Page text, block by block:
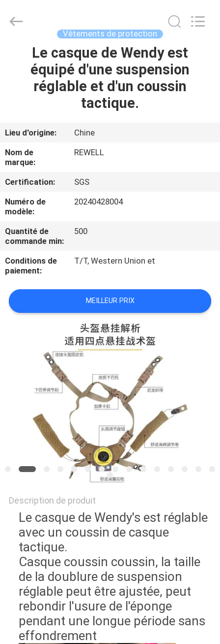
MAISON
PRODUITS
SUJET
DE
NOUS
VISITE
D'USINE
CONTRÔLE
DE
QUALITÉ
PLAN
PRIVACY
POLICY
Rights
Vêtements de protection
Le casque de Wendy est
équipé d'une suspension
réglable et d'un coussin
tactique.
Lieu d'origine:
Chine
Nom de
marque:
REWELL
Certification:
SGS
Numéro de
modèle:
20240428004
Quantité de
commande min:
500
Conditions de
paiement:
T/T, Western Union et
MEILLEUR PRIX
Description de produit
Le casque de Wendy's est réglable
avec un coussin de casque
tactique.
Casque coussin coussin, la taille
de la doublure de suspension
réglable peut être ajustée, peut
rebondir l'usure de l'éponge
pendant une longue période sans
effondrement